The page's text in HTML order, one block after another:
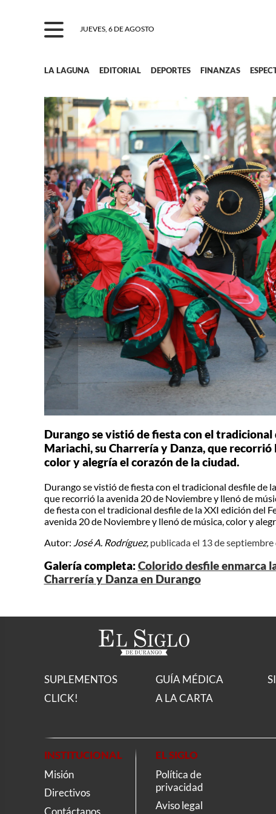
JUEVES, 6 DE AGOSTO
LA LAGUNA EDITORIAL DEPORTES FINANZAS
Durango se vistió de fiesta con el
Mariachi, su Charrería y Danza, que
color y alegría el corazón de la ciudad.
Durango se vistió de fiesta con el tradicional desfile de
que recorrió la avenida 20 de Noviembre y llenó de
de fiesta con el tradicional desfile de la XXI edición del
avenida 20 de Noviembre y llenó de música, color y
Autor: José A. Rodríguez, publicada el 13 de septiembre
Galería completa:Colorido desfile enmarca
Charrería y Danza en Durango
SUPLEMENTOS
CLICK!
GUÍA MÉDICA
A LA CARTA
INSTITUCIONAL
Misión
Directivos
Contáctanos
EL SIGLO
Política de
privacidad
Aviso legal